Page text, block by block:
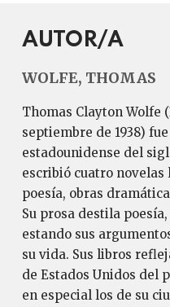
AUTOR/A
WOLFE, THOMAS
Thomas Clayton Wolfe
septiembre de 1938)
estadounidense del
escribió cuatro novelas
poesía, obras
Su prosa destila
estando sus
su vida. Sus libros
de Estados Unidos del
en especial los de su